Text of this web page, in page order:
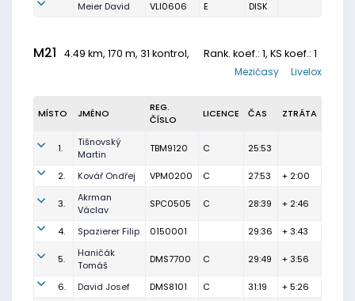
Meier David
VLI0606 E DISK
M21 4.49 km, 170 m, 31 kontrol, Rank. koef.: 1, KS koef.: 1
Livelox
Mezičasy
MÍSTO JMÉNO
REG.
ČÍSLO
LICENCE ČAS ZTRÁTA
1.
Tišnovský
Martin
TBM9120 C 25:53
2. Kovář Ondřej VPM0200 C 27:53 + 2:00
3.
Akrman
Václav
SPC0505 C 28:39 + 2:46
4. Spazierer Filip 0150001 29:36 + 3:43
5.
Haničák
Tomáš
DMS7700 C 29:49 + 3:56
6. David Josef DMS8101 C 31:19 + 5:26